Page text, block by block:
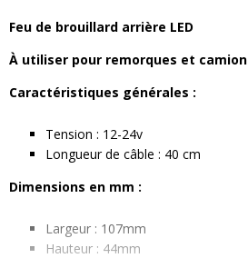
Feu de brouillard arrière LED
À utiliser pour remorques et camion
Caractéristiques générales :
Tension : 12-24v
Longueur de câble : 40 cm
Dimensions en mm :
Largeur : 107mm
Hauteur : 44mm